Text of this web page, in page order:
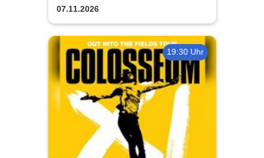
07.11.2026
19:30 Uhr